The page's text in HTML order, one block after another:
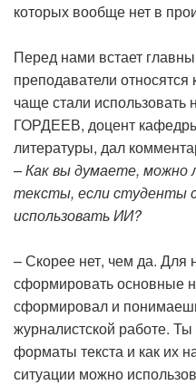
которых вообще нет в
Перед нами встает
преподаватели относятся
чаще стали
ГОРДЕЕВ, доцент
литературы, дал
– Как вы думаете, можно
тексты, если студенты
использовать ИИ?
– Скорее нет, чем да. Для
сформировать основные
сформировал и
журналистской работе.
форматы текста и как их
ситуации можно